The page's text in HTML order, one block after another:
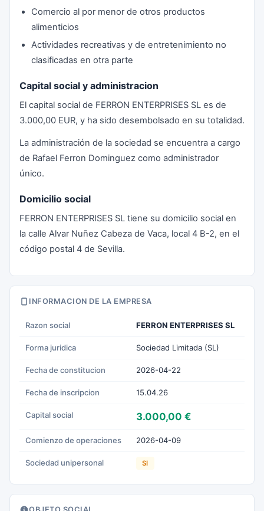
Comercio al por menor de otros productos
alimenticios
Actividades recreativas y de entretenimiento no
clasificadas en otra parte
Capital social y administracion
El capital social de FERRON ENTERPRISES SL es de
3.000,00 EUR, y ha sido desembolsado en su totalidad.
La administración de la sociedad se encuentra a cargo
de Rafael Ferron Dominguez como administrador
único.
Domicilio social
FERRON ENTERPRISES SL tiene su domicilio social en
la calle Alvar Nuñez Cabeza de Vaca, local 4 B-2, en el
código postal 4 de Sevilla.
INFORMACION DE LA EMPRESA
Razon social FERRON ENTERPRISES SL
Forma juridica Sociedad Limitada (SL)
Fecha de constitucion 2026-04-22
Fecha de inscripcion 15.04.26
Capital social 3.000,00 €
Comienzo de operaciones 2026-04-09
Sociedad unipersonal SI